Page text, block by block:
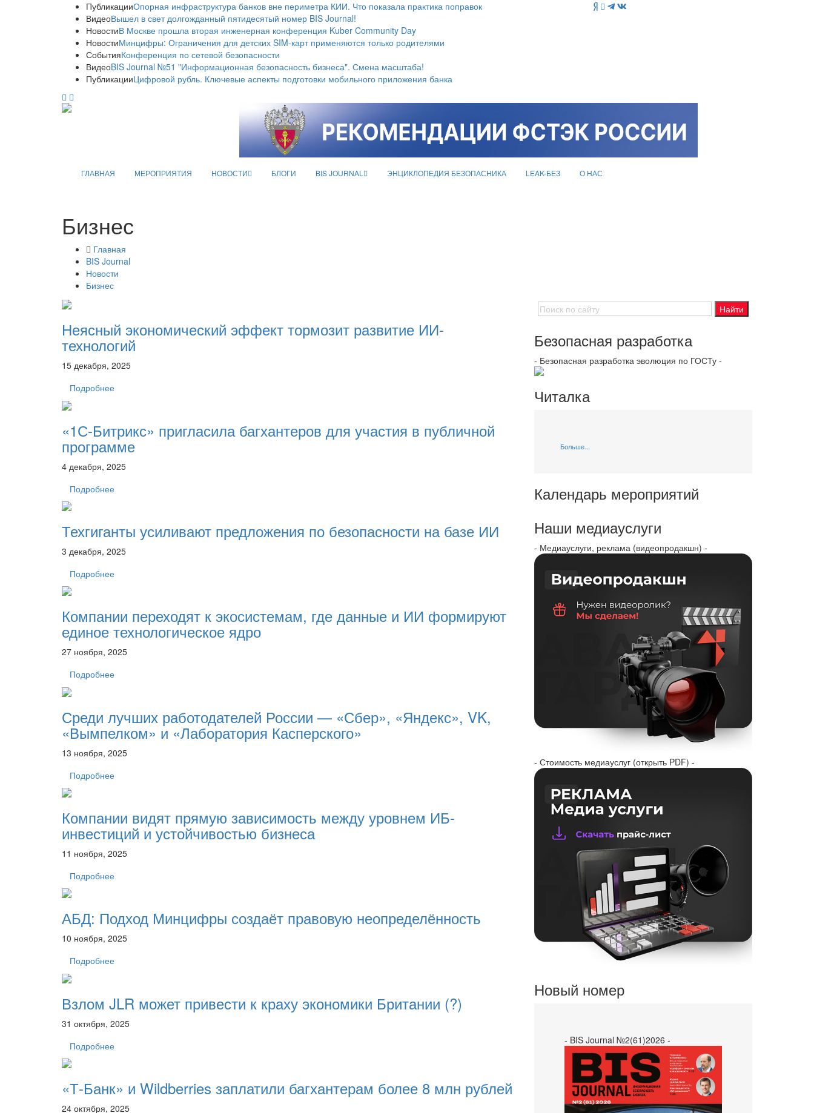
ПубликацииОпорная инфраструктура банков вне периметра КИИ. Что показала практика поправок
ВидеоВышел в свет долгожданный пятидесятый номер BIS Journal!
НовостиВ Москве прошла вторая инженерная конференция Kuber Community Day
НовостиМинцифры: Ограничения для детских SIM-карт применяются только родителями
СобытияКонференция по сетевой безопасности
ВидеоBIS Journal №51 "Информационная безопасность бизнеса". Смена масштаба!
ПубликацииЦифровой рубль. Ключевые аспекты подготовки мобильного приложения банка
ГЛАВНАЯ МЕРОПРИЯТИЯ НОВОСТИ БЛОГИ BIS JOURNAL ЭНЦИКЛОПЕДИЯ БЕЗОПАСНИКА LEAK-БЕЗ О НАС
Бизнес
Главная
BIS Journal
Новости
Бизнес
Неясный экономический эффект тормозит развитие ИИ-
технологий
15 декабря, 2025
Подробнее
«1С-Битрикс» пригласила багхантеров для участия в публичной
программе
4 декабря, 2025
Подробнее
Техгиганты усиливают предложения по безопасности на базе ИИ
3 декабря, 2025
Подробнее
Компании переходят к экосистемам, где данные и ИИ формируют
единое технологическое ядро
27 ноября, 2025
Подробнее
Среди лучших работодателей России — «Сбер», «Яндекс», VK,
«Вымпелком» и «Лаборатория Касперского»
13 ноября, 2025
Подробнее
Компании видят прямую зависимость между уровнем ИБ-
инвестиций и устойчивостью бизнеса
11 ноября, 2025
Подробнее
АБД: Подход Минцифры создаёт правовую неопределённость
10 ноября, 2025
Подробнее
Взлом JLR может привести к краху экономики Британии (?)
31 октября, 2025
Подробнее
«Т-Банк» и Wildberries заплатили багхантерам более 8 млн рублей
24 октября, 2025
Безопасная разработка
- Безопасная разработка эволюция по ГОСТу -
Читалка
Больше...
Календарь мероприятий
Наши медиауслуги
- Медиауслуги, реклама (видеопродакшн) -
- Стоимость медиауслуг (открыть PDF) -
Новый номер
- BIS Journal №2(61)2026 -